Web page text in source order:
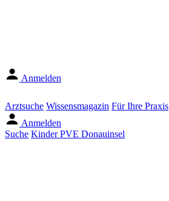
Anmelden
Arztsuche Wissensmagazin Für Ihre Praxis
Anmelden
Suche Kinder PVE Donauinsel